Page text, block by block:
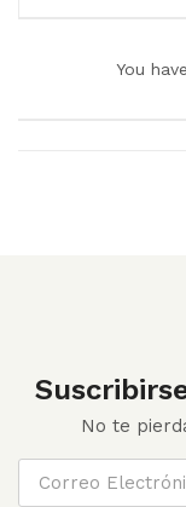
You
No te